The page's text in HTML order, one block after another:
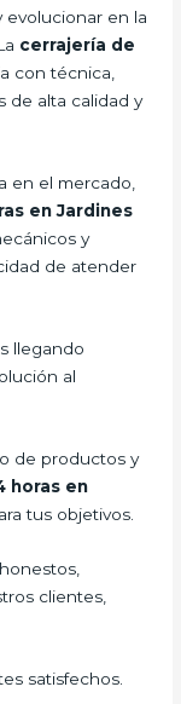
evolucionar en la
cerrajería de
con técnica,
de alta calidad y
en el mercado,
en Jardines
y
de atender
llegando
al
de productos y
horas en
tus objetivos.
clientes,
satisfechos.